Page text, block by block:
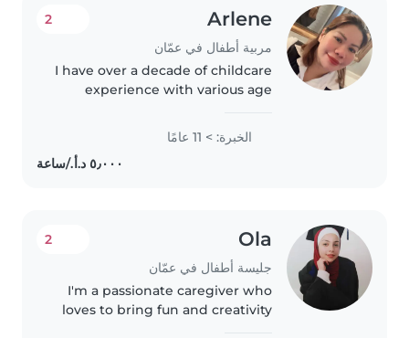
Arlene
مربية أطفال في عمّان
2
I have over a decade of childcare
experience with various age
Raised two children of my own,
so I understand family dynamics
well. I am fluent in Arabic..
الخبرة: > 11 عامًا
Ola
جليسة أطفال في عمّان
2
I'm a passionate caregiver who
loves to bring fun and creativity